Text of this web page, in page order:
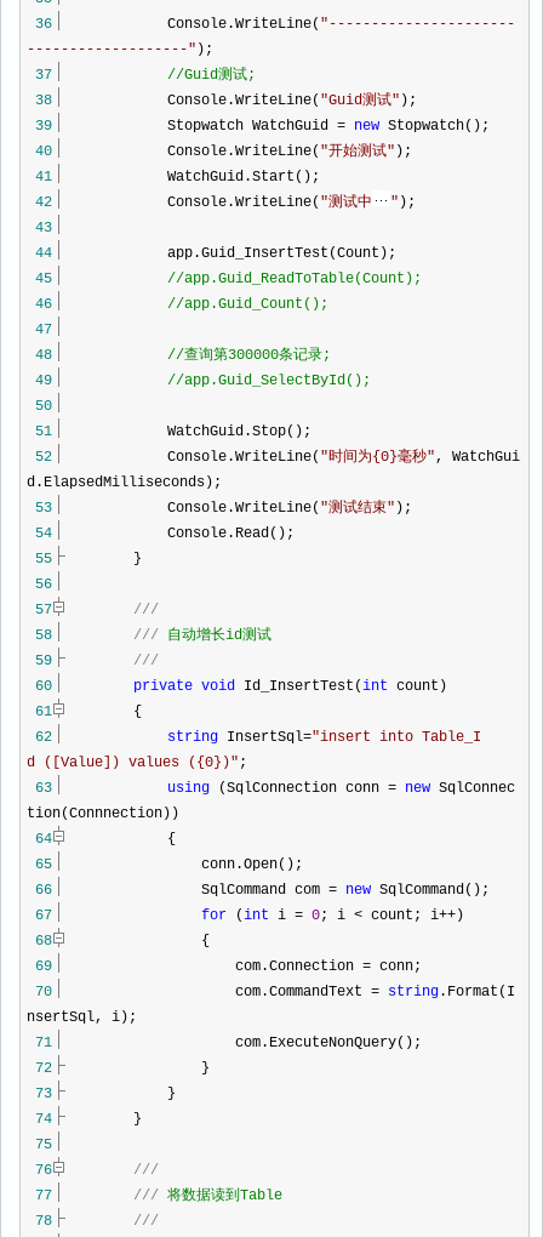
36
Console.WriteLine( " ----------------------
-------------------" );
37
//Guid测试;
38
Console.WriteLine( "Guid测试" );
39
Stopwatch WatchGuid = new Stopwatch();
40
Console.WriteLine( "开始测试" );
41
WatchGuid.Start();
42
Console.WriteLine( "测试中 " );
43
44
app.Guid_InsertTest(Count);
45
//app.Guid_ReadToTable(Count);
46
//app.Guid_Count();
47
48
//查询第300000条记录;
49
//app.Guid_SelectById();
50
51
WatchGuid.Stop();
52
Console.WriteLine( "时间为{0}毫秒", WatchGui
d.ElapsedMilliseconds);
53
Console.WriteLine( "测试结束" );
54
Console.Read();
55
}
56
57
///
58
/// 自动增长id测试
59
///
60
private void Id_InsertTest(int count)
61
{
62
string InsertSql="insert into Table_I
d ([Value]) values ({0})" ;
63
using (SqlConnection conn = new SqlConnec
tion(Connnection))
64
{
65
conn.Open();
66
SqlCommand com = new SqlCommand();
67
for (int i = 0; i < count; i++ )
68
{
69
com.Connection = conn;
70
com.CommandText = string.Format(I
nsertSql, i);
71
com.ExecuteNonQuery();
72
}
73
}
74
}
75
76
///
77
/// 将数据读到Table
78
///